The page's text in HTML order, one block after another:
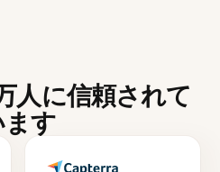
人に信頼されて
ます